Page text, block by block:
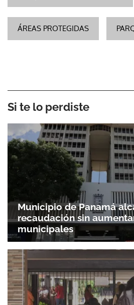
ÁREAS PROTEGIDAS
Si te lo perdiste
Municipio de Panamá
recaudación sin
municipales